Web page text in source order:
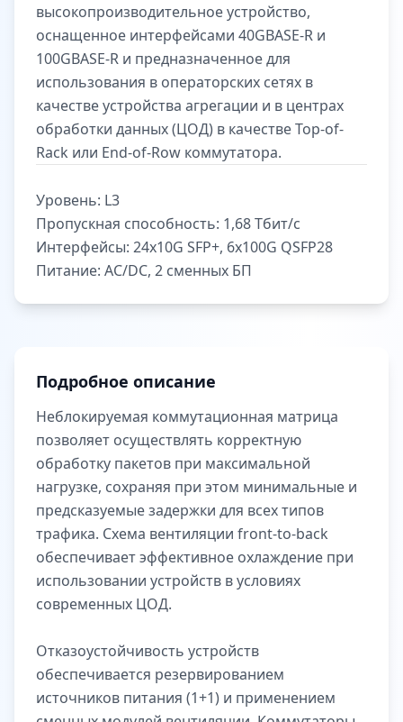
высокопроизводительное устройство,
оснащенное интерфейсами 40GBASE-R и
100GBASE-R и предназначенное для
использования в операторских сетях в
качестве устройства агрегации и в центрах
обработки данных (ЦОД) в качестве Top-of-
Rack или End-of-Row коммутатора.
Уровень: L3
Пропускная способность: 1,68 Тбит/с
Интерфейсы: 24х10G SFP+, 6х100G QSFP28
Питание: AC/DC, 2 сменных БП
Подробное описание
Неблокируемая коммутационная матрица
позволяет осуществлять корректную
обработку пакетов при максимальной
нагрузке, сохраняя при этом минимальные и
предсказуемые задержки для всех типов
трафика. Схема вентиляции front-to-back
обеспечивает эффективное охлаждение при
использовании устройств в условиях
современных ЦОД.
Отказоустойчивость устройств
обеспечивается резервированием
источников питания (1+1) и применением